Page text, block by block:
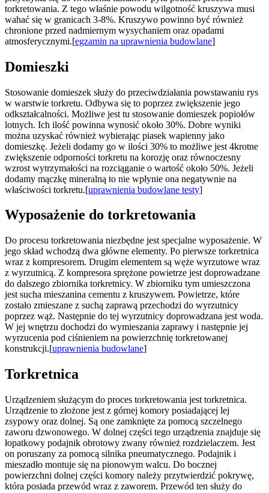
torkretowania. Z tego właśnie powodu wilgotność kruszywa musi
wahać się w granicach 3-8%. Kruszywo powinno być również
chronione przed nadmiernym wysychaniem oraz opadami
atmosferycznymi.[egzamin na uprawnienia budowlane]
Domieszki
Stosowanie domieszek służy do przeciwdziałania powstawaniu rys
w warstwie torkretu. Odbywa się to poprzez zwiększenie jego
odkształcalności. Możliwe jest tu stosowanie domieszek popiołów
lotnych. Ich ilość powinna wynosić około 30%. Dobre wyniki
można uzyskać również wybierając piasek wapienny jako
domieszkę. Jeżeli dodamy go w ilości 30% to możliwe jest 4krotne
zwiększenie odporności torkretu na korozję oraz równoczesny
wzrost wytrzymałości na rozciąganie o wartość około 50%. Jeżeli
dodamy mączkę mineralną to nie wpłynie ona negatywnie na
właściwości torkretu.[uprawnienia budowlane testy]
Wyposażenie do torkretowania
Do procesu torkretowania niezbędne jest specjalne wyposażenie. W
jego skład wchodzą dwa główne elementy. Po pierwsze torkretnica
wraz z kompresorem. Drugim elementem są węże wyrzutowe wraz
z wyrzutnicą. Z kompresora sprężone powietrze jest doprowadzane
do dalszego zbiornika torkretnicy. W zbiorniku tym umieszczona
jest sucha mieszanina cementu z kruszywem. Powietrze, które
zostało zmieszane z suchą zaprawą przechodzi do wyrzutnicy
poprzez wąż. Następnie do tej wyrzutnicy doprowadzana jest woda.
W jej wnętrzu dochodzi do wymieszania zaprawy i następnie jej
wyrzucenia pod ciśnieniem na powierzchnię torkretowanej
konstrukcji.[uprawnienia budowlane]
Torkretnica
Urządzeniem służącym do proces torkretowania jest torkretnica.
Urządzenie to złożone jest z górnej komory posiadającej lej
zsypowy oraz dolnej. Są one zamknięte za pomocą szczelnego
zaworu dzwonowego. W dolnej części tego urządzenia znajduje się
łopatkowy podajnik obrotowy zwany również rozdzielaczem. Jest
on poruszany za pomocą silnika pneumatycznego. Podajnik i
mieszadło montuje się na pionowym walcu. Do bocznej
powierzchni dolnej części komory należy przytwierdzić pokrywę,
która posiada przewód wraz z zaworem. Przewód ten służy do